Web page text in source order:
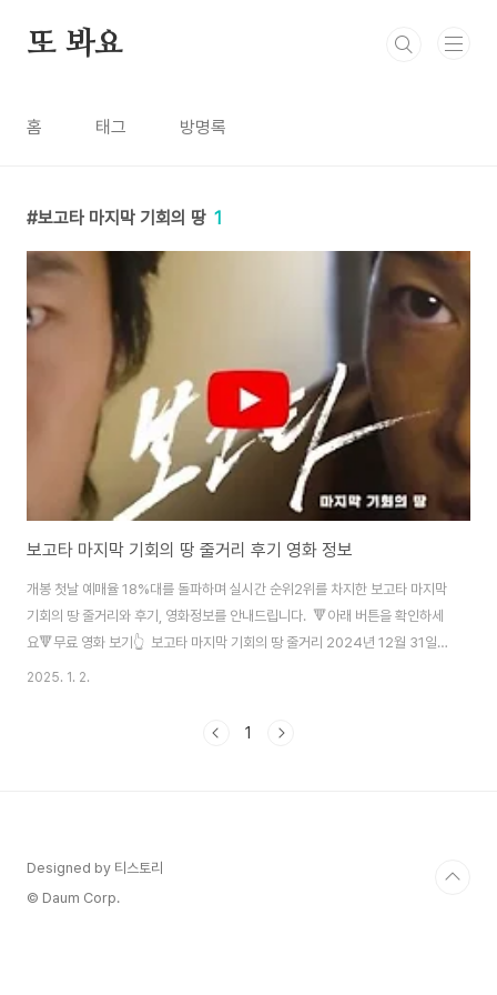
또 봐요
홈 태그 방명록
보고타 마지막 기회의 땅 1
보고타 마지막 기회의 땅 줄거리 후기 영화 정보
개봉 첫날 예매율 18%대를 돌파하며 실시간 순위2위를 차지한 보고타 마지막
기회의 땅 줄거리와 후기, 영화정보를 안내드립니다. 🔻아래 버튼을 확인하세
요🔻무료 영화 보기👆 보고타 마지막 기회의 땅 줄거리 2024년 12월 31일
개봉작 '보고타: 마지막 기회의 땅'은 IMF 외환위기 시절, 콜롬비아로 건너간
되었다가 재개된 이른바 '창고 영화'지만, 이국적인 배경과 범죄 드라마적 요소
2025. 1. 2.
1
Designed by 티스토리
© Daum Corp.